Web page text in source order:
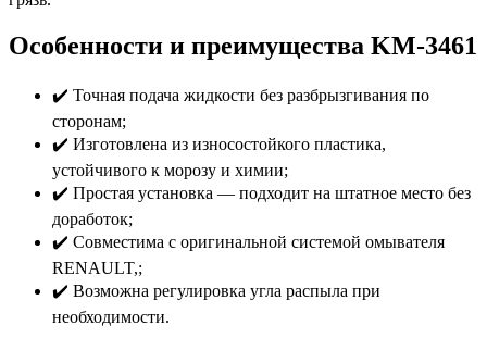
Особенности и преимущества KM-3461
✔️ Точная подача жидкости без разбрызгивания по
сторонам;
✔️ Изготовлена из износостойкого пластика,
устойчивого к морозу и химии;
✔️ Простая установка — подходит на штатное место без
доработок;
✔️ Совместима с оригинальной системой омывателя
RENAULT,;
✔️ Возможна регулировка угла распыла при
необходимости.